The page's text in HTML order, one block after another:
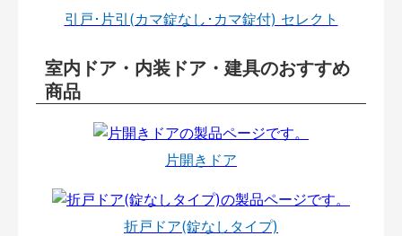
引戸･片引(カマ錠なし･カマ錠付) セレクト
室内ドア・内装ドア・建具のおすすめ
商品
片開きドア
折戸ドア(錠なしタイプ)